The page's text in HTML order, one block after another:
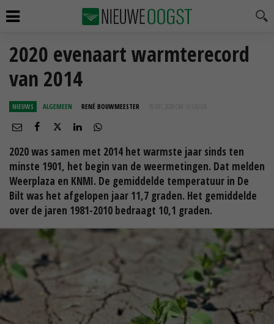
2020 evenaart warmterecord
van 2014
NIEUWS ALGEMEEN RENÉ BOUWMEESTER 29 DEC 2020 OM 13:53
2020 was samen met 2014 het warmste jaar sinds ten
minste 1901, het begin van de weermetingen. Dat melden
Weerplaza en KNMI. De gemiddelde temperatuur in De
Bilt was het afgelopen jaar 11,7 graden. Het gemiddelde
over de jaren 1981-2010 bedraagt 10,1 graden.